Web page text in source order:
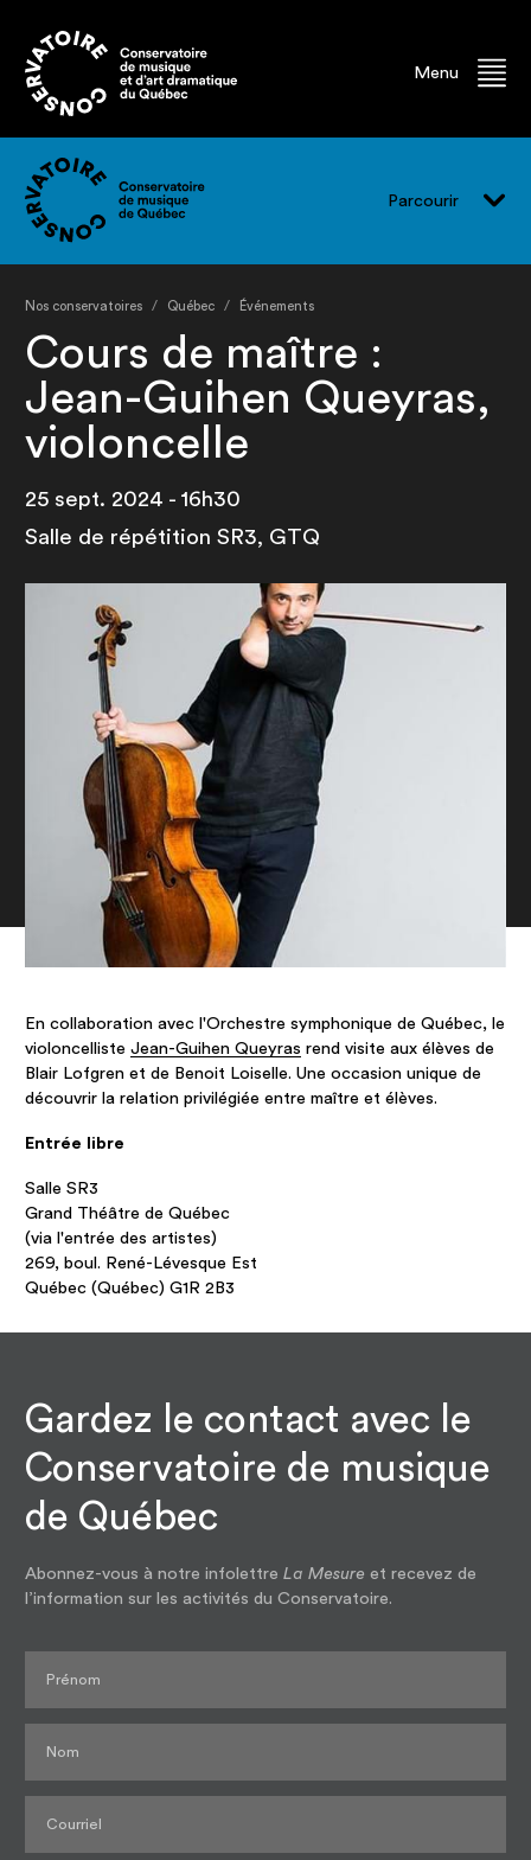
Menu
Parcourir
Programmes
Professeur.e.s
Ancien.ne.s
Nos conservatoires Québec Événements
Cours de maître :
Jean-Guihen Queyras,
violoncelle
25 sept. 2024 - 16h30
Salle de répétition SR3, GTQ
En collaboration avec l'Orchestre symphonique de Québec, le
violoncellisteJean-Guihen Queyras rend visite aux élèves de
Blair Lofgren et de Benoit Loiselle. Une occasion unique de
découvrir la relation privilégiée entre maître et élèves.
Entrée libre
Salle SR3
Grand Théâtre de Québec
(via l'entrée des artistes)
269, boul. René-Lévesque Est
Québec (Québec) G1R 2B3
Gardez le contact avec le
Conservatoire de musique
de Québec
Abonnez-vous à notre infolettreLa Mesure et recevez de
l’information sur les activités du Conservatoire.